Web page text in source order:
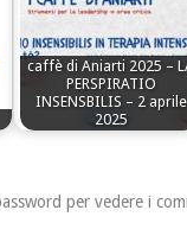
caffè di Aniarti 2025 –
PERSPIRATIO
INSENSBILIS – 2 aprile
2025
per vedere i